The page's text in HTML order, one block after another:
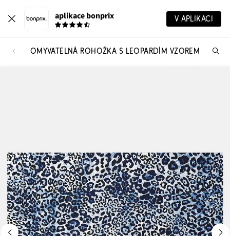
aplikace bonprix V APLIKACI
OMYVATELNÁ ROHOŽKA S LEOPARDÍM VZOREM